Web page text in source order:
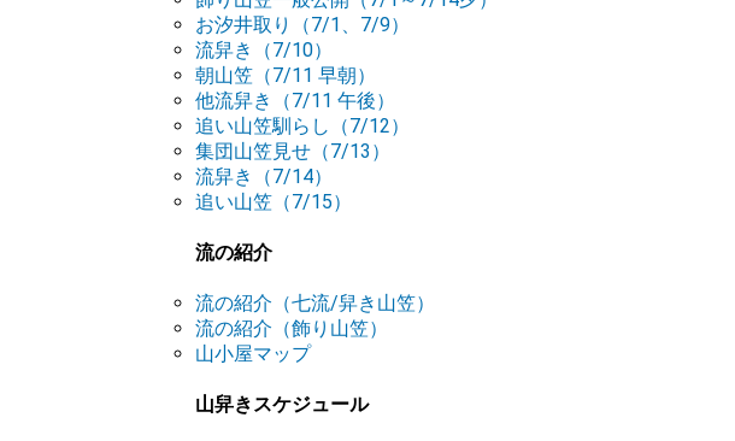
お汐井取り（7/1、7/9）
流舁き（7/10）
朝山笠（7/11 早朝）
他流舁き（7/11 午後）
追い山笠馴らし（7/12）
集団山笠見せ（7/13）
流舁き（7/14）
追い山笠（7/15）
流の紹介
流の紹介（七流/舁き山笠）
流の紹介（飾り山笠）
山小屋マップ
山舁きスケジュール